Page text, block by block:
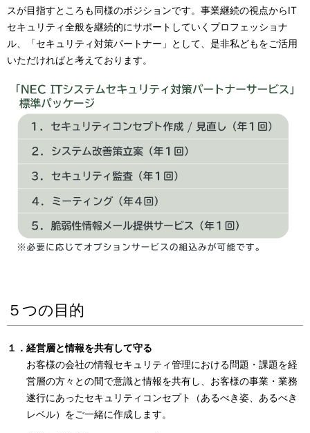
スが目指すところも同様のポジションです。事業継続の視点からIT
セキュリティ全般を継続的にサポートしていくプロフェッショナ
ル、「セキュリティ対策パートナー」として、是非私どもをご活用
いただければと考えております。
５つの目的
１．経営層と情報を共有して守る
お客様の会社の情報セキュリティ管理における問題・課題を経
営層の方々との間で意識と情報を共有し、お客様の事業・業務
遂行にあったセキュリティコンセプト（あるべき姿、あるべき
レベル）をご一緒に作成します。